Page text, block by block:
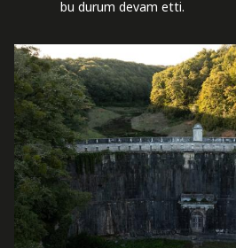
bu durum devam etti.